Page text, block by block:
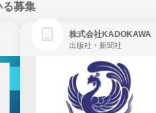
る募集
株式会社KADOKAWA
出版社・新聞社